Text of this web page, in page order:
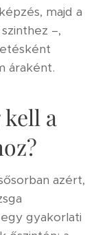
majd a
–,
áraként.
a
azért,
gyakorlati